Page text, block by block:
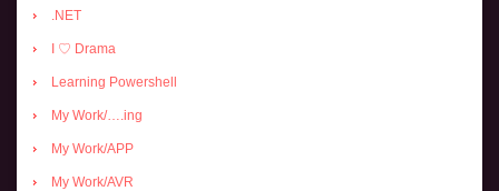
.NET
I ♡ Drama
Learning Powershell
My Work/….ing
My Work/APP
My Work/AVR